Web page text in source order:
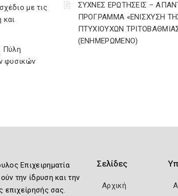
με τις
και
Πύλη
φυσικών
ΣΥΧΝΕΣ ΕΡΩΤΗΣΕΙΣ –
ΠΡΟΓΡΑΜΜΑ «ΕΝΙΣΧΥΣΗ
ΠΤΥΧΙΟΥΧΩΝ
(ΕΝΗΜΕΡΩΜΕΝΟ)
Επιχειρηματία
την ίδρυση και την
επιχείρησής σας.
Σελίδες
Αρχική